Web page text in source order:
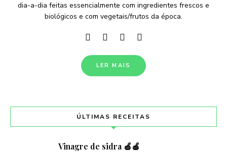
dia-a-dia feitas essencialmente com ingredientes frescos e
biológicos e com vegetais/frutos da época.
LER MAIS
ÚLTIMAS RECEITAS
Vinagre de sidra 🍏🍎